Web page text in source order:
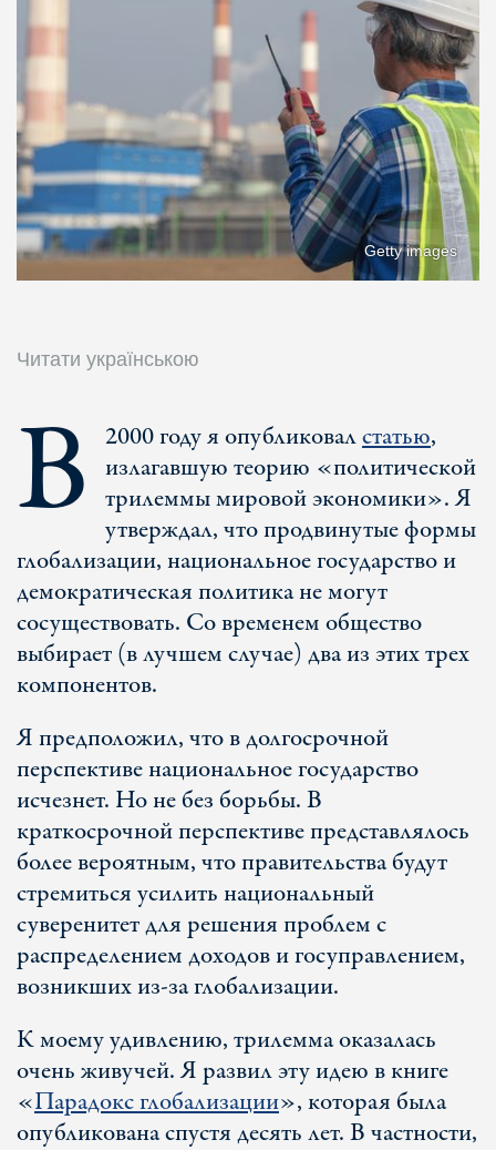
Getty images
Читати українською
В 2000 году я опубликовалстатью,
излагавшую теорию «политической
трилеммы мировой экономики». Я
утверждал, что продвинутые формы
глобализации, национальное государство и
демократическая политика не могут
сосуществовать. Со временем общество
выбирает (в лучшем случае) два из этих трех
компонентов.
Я предположил, что в долгосрочной
перспективе национальное государство
исчезнет. Но не без борьбы. В
краткосрочной перспективе представлялось
более вероятным, что правительства будут
стремиться усилить национальный
суверенитет для решения проблем с
распределением доходов и госуправлением,
возникших из-за глобализации.
К моему удивлению, трилемма оказалась
очень живучей. Я развил эту идею в книге
«Парадокс глобализации», которая была
опубликована спустя десять лет. В частности,